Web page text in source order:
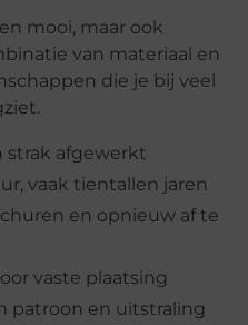
mooi, maar ook
van materiaal en
die je bij veel
strak afgewerkt
vaak tientallen jaren
en opnieuw af te
vaste plaatsing
patroon en uitstraling